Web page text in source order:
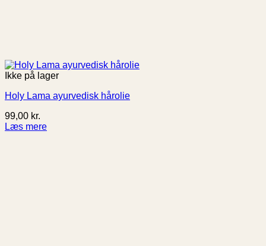
Ikke på lager
Holy Lama ayurvedisk hårolie
99,00 kr.
Læs mere